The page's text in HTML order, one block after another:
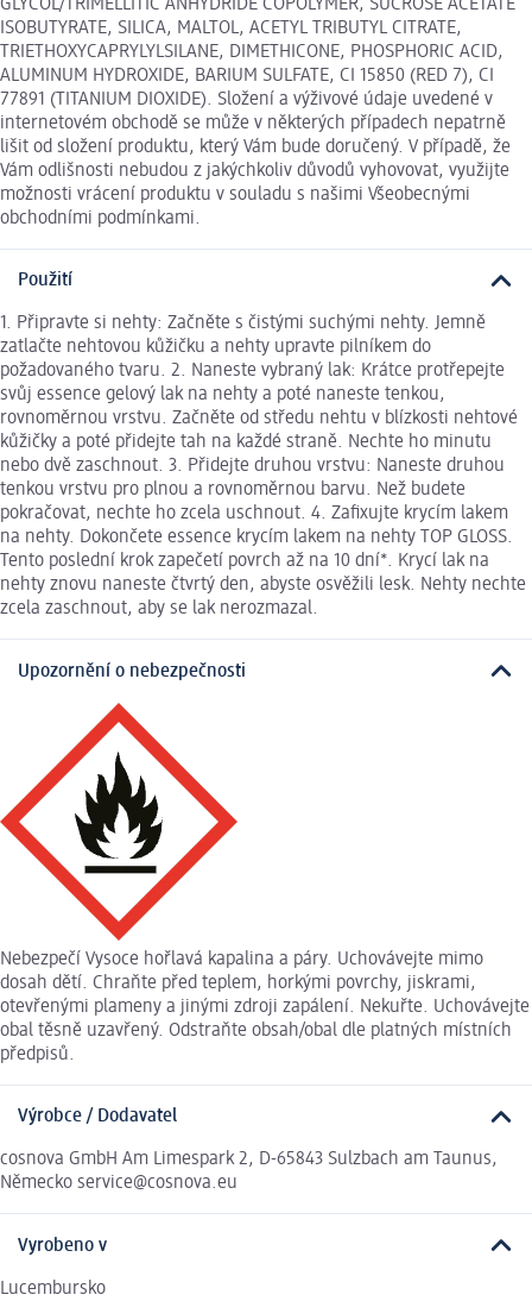
GLYCOL/TRIMELLITIC ANHYDRIDE COPOLYMER, SUCROSE ACETATE
ISOBUTYRATE, SILICA, MALTOL, ACETYL TRIBUTYL CITRATE,
TRIETHOXYCAPRYLYLSILANE, DIMETHICONE, PHOSPHORIC ACID,
ALUMINUM HYDROXIDE, BARIUM SULFATE, CI 15850 (RED 7), CI
77891 (TITANIUM DIOXIDE). Složení a výživové údaje uvedené v
internetovém obchodě se může v některých případech nepatrně
lišit od složení produktu, který Vám bude doručený. V případě, že
Vám odlišnosti nebudou z jakýchkoliv důvodů vyhovovat, využijte
možnosti vrácení produktu v souladu s našimi Všeobecnými
obchodními podmínkami.
Použití
1. Připravte si nehty: Začněte s čistými suchými nehty. Jemně
zatlačte nehtovou kůžičku a nehty upravte pilníkem do
požadovaného tvaru. 2. Naneste vybraný lak: Krátce protřepejte
svůj essence gelový lak na nehty a poté naneste tenkou,
rovnoměrnou vrstvu. Začněte od středu nehtu v blízkosti nehtové
kůžičky a poté přidejte tah na každé straně. Nechte ho minutu
nebo dvě zaschnout. 3. Přidejte druhou vrstvu: Naneste druhou
tenkou vrstvu pro plnou a rovnoměrnou barvu. Než budete
pokračovat, nechte ho zcela uschnout. 4. Zafixujte krycím lakem
na nehty. Dokončete essence krycím lakem na nehty TOP GLOSS.
Tento poslední krok zapečetí povrch až na 10 dní*. Krycí lak na
nehty znovu naneste čtvrtý den, abyste osvěžili lesk. Nehty nechte
zcela zaschnout, aby se lak nerozmazal.
Upozornění o nebezpečnosti
Nebezpečí Vysoce hořlavá kapalina a páry. Uchovávejte mimo
dosah dětí. Chraňte před teplem, horkými povrchy, jiskrami,
otevřenými plameny a jinými zdroji zapálení. Nekuřte. Uchovávejte
obal těsně uzavřený. Odstraňte obsah/obal dle platných místních
předpisů.
Výrobce / Dodavatel
cosnova GmbH Am Limespark 2, D-65843 Sulzbach am Taunus,
Německo service@cosnova.eu
Vyrobeno v
Lucembursko